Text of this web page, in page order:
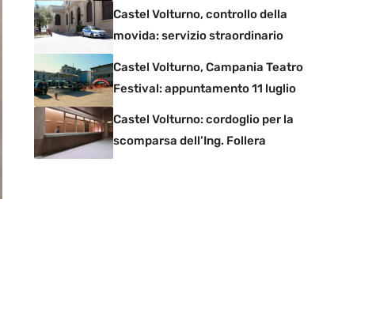
Castel Volturno, controllo della
movida: servizio straordinario
Castel Volturno, Campania Teatro
Festival: appuntamento 11 luglio
Castel Volturno: cordoglio per la
scomparsa dell’Ing. Follera